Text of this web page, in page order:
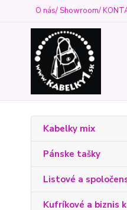
O nás/ Showroom/
Kabelky mix
Pánske tašky
Listové a
Kufríkové a biznis